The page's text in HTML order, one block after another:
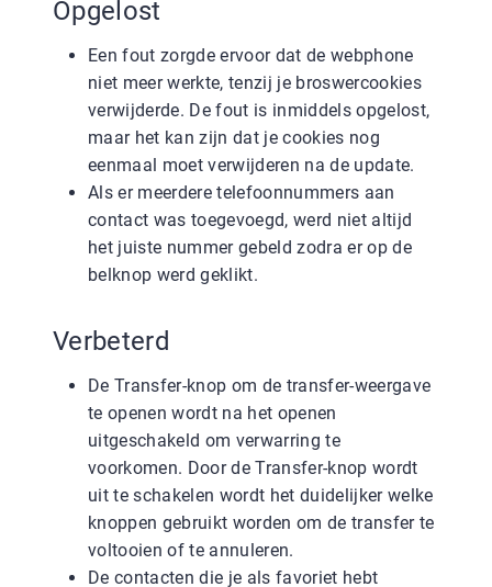
Opgelost
Een fout zorgde ervoor dat de webphone
niet meer werkte, tenzij je broswercookies
verwijderde. De fout is inmiddels opgelost,
maar het kan zijn dat je cookies nog
eenmaal moet verwijderen na de update.
Als er meerdere telefoonnummers aan
contact was toegevoegd, werd niet altijd
het juiste nummer gebeld zodra er op de
belknop werd geklikt.
Verbeterd
De Transfer-knop om de transfer-weergave
te openen wordt na het openen
uitgeschakeld om verwarring te
voorkomen. Door de Transfer-knop wordt
uit te schakelen wordt het duidelijker welke
knoppen gebruikt worden om de transfer te
voltooien of te annuleren.
De contacten die je als favoriet hebt